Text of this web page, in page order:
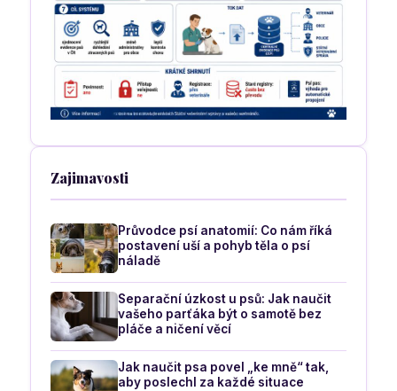
Zajimavosti
Průvodce psí anatomií: Co nám říká
postavení uší a pohyb těla o psí
náladě
Separační úzkost u psů: Jak naučit
vašeho parťáka být o samotě bez
pláče a ničení věcí
Jak naučit psa povel „ke mně“ tak,
aby poslechl za každé situace